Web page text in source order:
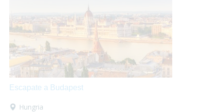
Escapate a Budapest
Hungria